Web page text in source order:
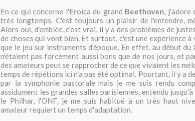
En ce qui concerne l'Eroica du grand Beethoven, j'adore
très longtemps. C'est toujours un plaisir de l'entendre,
Alors oui, d'emblée, c'est vrai, il y a des problèmes de
de choses qui vont bien. Et surtout, c'est une expérience
que le jeu sur instruments d'époque. En effet, au début du
n'étaient pas forcément aussi bons que de nos jours, et
des amateurs peut se rapprocher de ce que vivaient les
temps de répétions ici n'a pas été optimal. Pourtant, il y a
par la symphonie pastorale mais je me suis rendu
assidument les grandes salles parisiennes, entendu
le Philhar, l'ONF, je me suis habitué à un très haut
amateur requiert un temps d'adaptation.